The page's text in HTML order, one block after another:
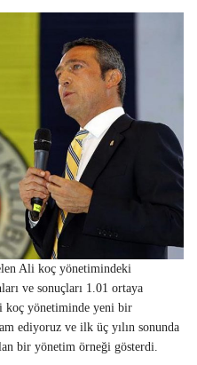
Ali koç yönetimindeki
ve sonuçları 1.01 ortaya
koç yönetiminde yeni bir
ediyoruz ve ilk üç yılın sonunda
bir yönetim örneği gösterdi.